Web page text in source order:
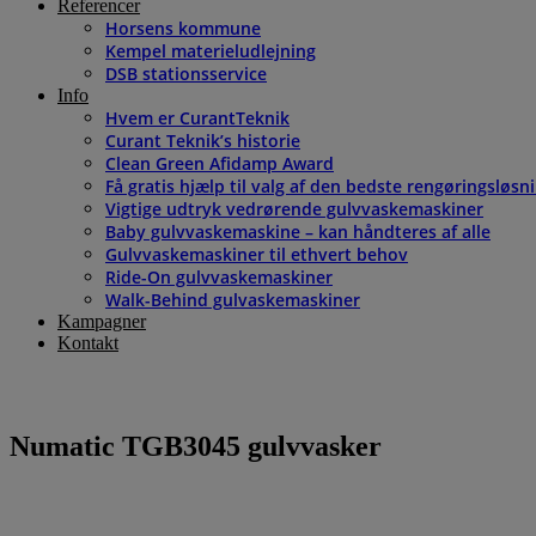
Referencer
Horsens kommune
Kempel materieludlejning
DSB stationsservice
Info
Hvem er CurantTeknik
Curant Teknik’s historie
Clean Green Afidamp Award
Få gratis hjælp til valg af den bedste
Vigtige udtryk vedrørende gulvvaskemaskiner
Baby gulvvaskemaskine – kan håndteres af alle
Gulvvaskemaskiner til ethvert behov
Ride-On gulvvaskemaskiner
Walk-Behind gulvaskemaskiner
Kampagner
Kontakt
Numatic TGB3045 gulvvasker